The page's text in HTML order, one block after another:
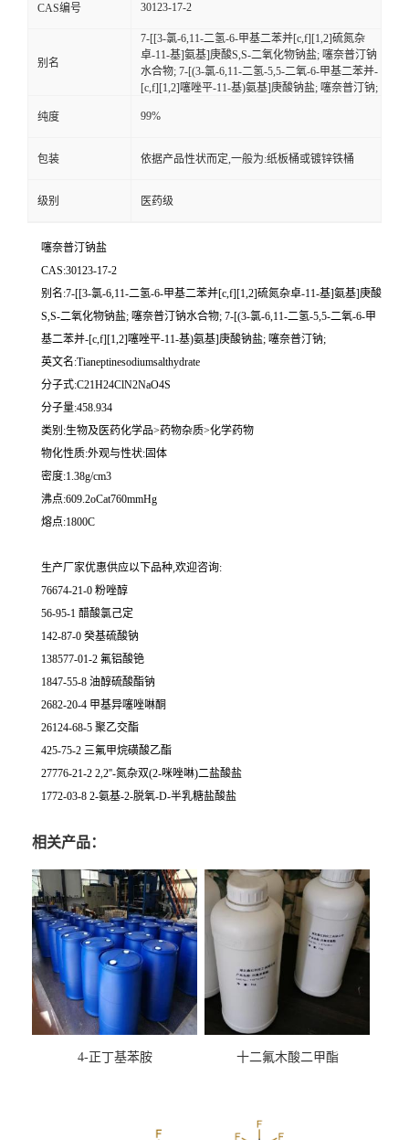
CAS编号 30123-17-2
别名
7-[[3-氯-6,11-二氢-6-甲基二苯并[c,f][1,2]硫氮杂
卓-11-基]氨基]庚酸S,S-二氧化物钠盐; 噻奈普汀钠
水合物; 7-[(3-氯-6,11-二氢-5,5-二氧-6-甲基二苯并-
[c,f][1,2]噻唑平-11-基)氨基]庚酸钠盐; 噻奈普汀钠;
纯度 99%
包装 依据产品性状而定,一般为:纸板桶或镀锌铁桶
级别 医药级
噻奈普汀钠盐
CAS:30123-17-2
别名:7-[[3-氯-6,11-二氢-6-甲基二苯并[c,f][1,2]硫氮杂卓-11-基]氨基]庚酸
S,S-二氧化物钠盐; 噻奈普汀钠水合物; 7-[(3-氯-6,11-二氢-5,5-二氧-6-甲
基二苯并-[c,f][1,2]噻唑平-11-基)氨基]庚酸钠盐; 噻奈普汀钠;
英文名:Tianeptinesodiumsalthydrate
分子式:C21H24ClN2NaO4S
分子量:458.934
类别:生物及医药化学品>药物杂质>化学药物
物化性质:外观与性状:固体
密度:1.38g/cm3
沸点:609.2oCat760mmHg
熔点:1800C
生产厂家优惠供应以下品种,欢迎咨询:
76674-21-0 粉唑醇
56-95-1 醋酸氯己定
142-87-0 癸基硫酸钠
138577-01-2 氟铝酸铯
1847-55-8 油醇硫酸酯钠
2682-20-4 甲基异噻唑啉酮
26124-68-5 聚乙交酯
425-75-2 三氟甲烷磺酸乙酯
27776-21-2 2,2''-氮杂双(2-咪唑啉)二盐酸盐
1772-03-8 2-氨基-2-脱氧-D-半乳糖盐酸盐
相关产品：
4-正丁基苯胺 十二氟木酸二甲酯